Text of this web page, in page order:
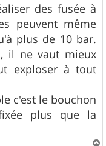
des fusée à
peuvent même
plus de 10 bar.
il ne vaut mieux
exploser à tout
c'est le bouchon
plus que la